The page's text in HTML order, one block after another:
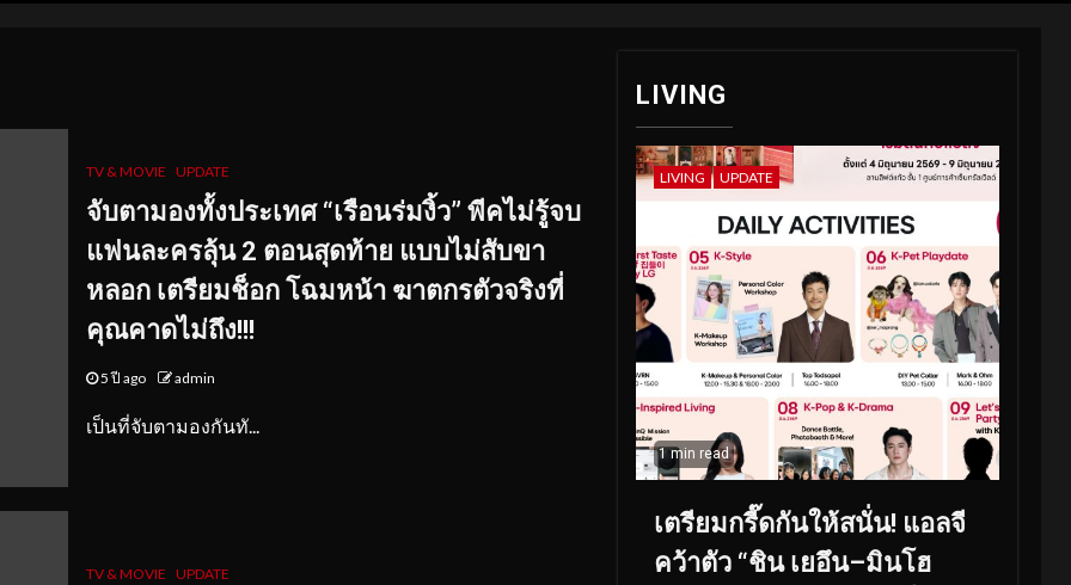
TV & MOVIE UPDATE
จับตามองทั้งประเทศ “เรือนร่มงิ้ว” พีคไม่รู้จบ
แฟนละครลุ้น 2 ตอนสุดท้าย แบบไม่สับขา
หลอก เตรียมช็อก โฉมหน้า ฆาตกรตัวจริงที่
คุณคาดไม่ถึง!!!
5 ปี ago admin
เป็นที่จับตามองกันทั...
TV & MOVIE UPDATE
LIVING
LIVING UPDATE
1 min read
เตรียมกรี๊ดกันให้สนั่น! แอลจี
คว้าตัว “ชิน เยอึน–มินโฮ